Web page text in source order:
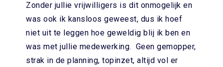
Zonder jullie vrijwilligers is dit onmogelijk en
was ook ik kansloos geweest, dus ik hoef
niet uit te leggen hoe geweldig blij ik ben en
was met jullie medewerking. Geen gemopper,
strak in de planning, topinzet, altijd vol er